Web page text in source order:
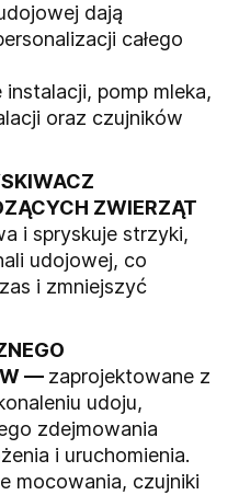
dają
całego
instalacji, pomp mleka,
oraz czujników
ZWIERZĄT
i spryskuje strzyki,
udojowej, co
i zmniejszyć
— zaprojektowane z
udoju,
zdejmowania
i uruchomienia.
mocowania, czujniki